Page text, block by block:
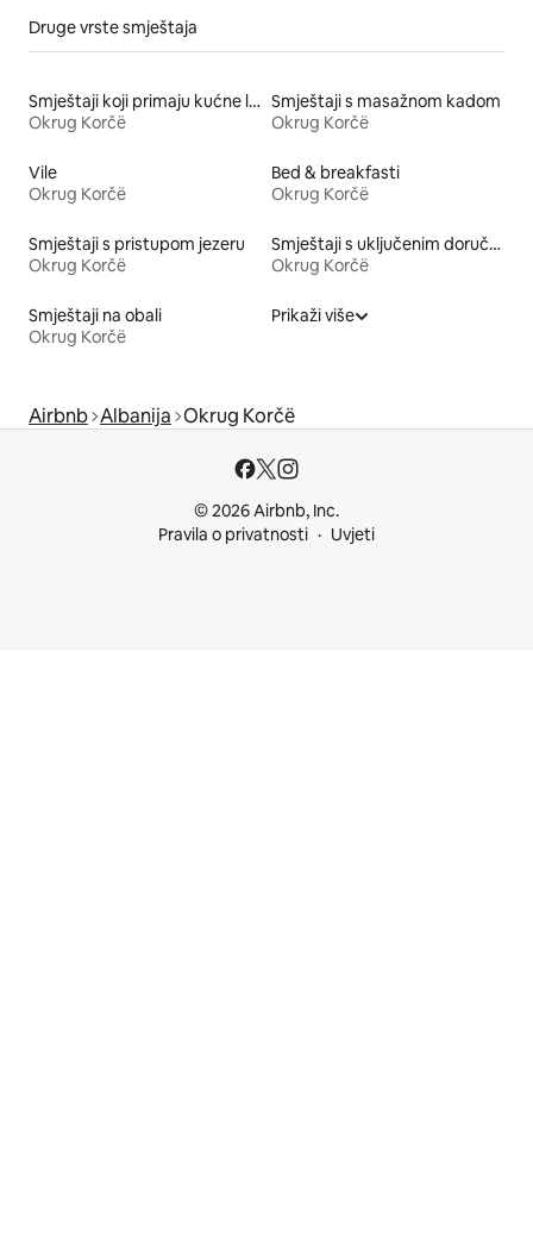
Druge vrste smještaja
Smještaji koji primaju kućne ljubimce
Okrug Korčë
Smještaji s masažnom kadom
Okrug Korčë
Vile
Okrug Korčë
Bed & breakfasti
Okrug Korčë
Smještaji s pristupom jezeru
Okrug Korčë
Smještaji s uključenim doručkom
Okrug Korčë
Smještaji na obali
Okrug Korčë
Prikaži više
Airbnb Albanija Okrug Korčë
© 2026 Airbnb, Inc.
Pravila o privatnosti
Uvjeti